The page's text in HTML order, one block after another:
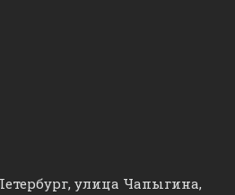
улица Чапыгина,